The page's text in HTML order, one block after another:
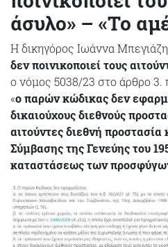
άσυλο» – «Το
Η δικηγόρος Ιωάννα
δεν ποινικοποιεί τους
ο νόμος 5038/23 στο άρθρο 3.
«ο παρών κώδικας δεν
δικαιούχους διεθνούς
αιτούντες διεθνή προστασία
Σύμβασης της Γενεύης του
καταστάσεως των